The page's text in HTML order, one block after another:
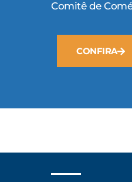
Comitê de
CONFIRA